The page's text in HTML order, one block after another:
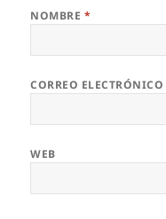
NOMBRE *
CORREO ELECTRÓNICO
WEB